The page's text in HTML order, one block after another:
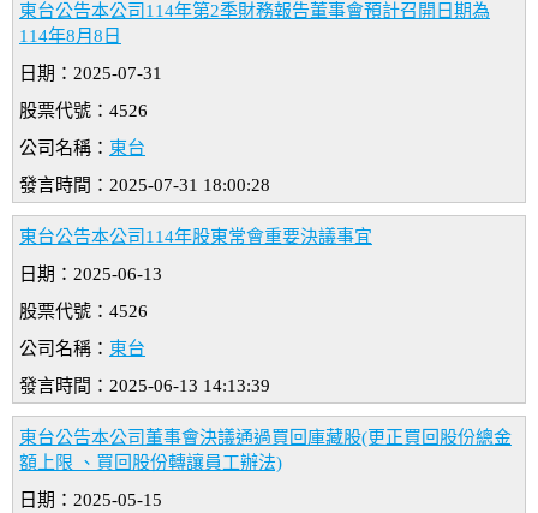
東台公告本公司114年第2季財務報告董事會預計召開日期為
114年8月8日
日期：2025-07-31
股票代號：4526
公司名稱： 東台
發言時間：2025-07-31 18:00:28
東台公告本公司114年股東常會重要決議事宜
日期：2025-06-13
股票代號：4526
公司名稱： 東台
發言時間：2025-06-13 14:13:39
東台公告本公司董事會決議通過買回庫藏股(更正買回股份總金
額上限 、買回股份轉讓員工辦法)
日期：2025-05-15